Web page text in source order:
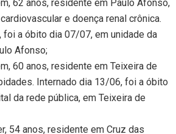
62 anos, residente em Paulo Afonso,
e doença renal crônica.
foi a óbito dia 07/07, em unidade da
Afonso;
60 anos, residente em Teixeira de
Internado dia 13/06, foi a óbito
da rede pública, em Teixeira de
54 anos, residente em Cruz das